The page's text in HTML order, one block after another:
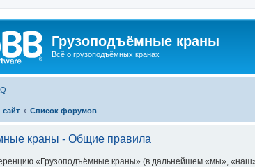
Грузоподъёмные краны
Всё о грузоподъёмных кранах
Список форумов
краны - Общие правила
«Грузоподъёмные краны» (в дальнейшем «мы»,